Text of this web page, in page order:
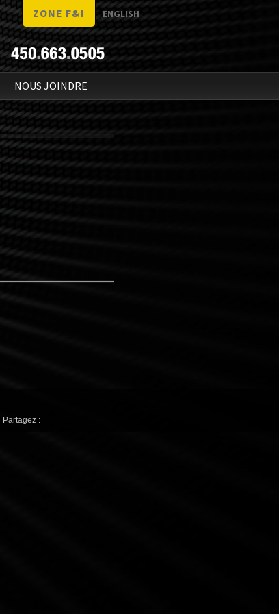
NOUS JOINDRE
ZONE F&I ENGLISH
Partagez :